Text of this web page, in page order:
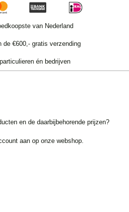
van Nederland
de €600,- gratis verzending
én bedrijven
en de daarbijbehorende prijzen?
aan op onze webshop.